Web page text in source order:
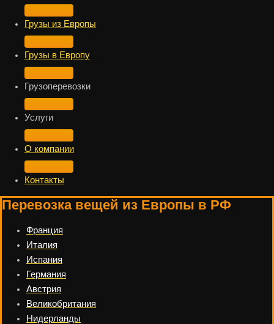
Грузы из Европы
Грузы в Европу
Грузоперевозки
Услуги
О компании
Контакты
Перевозка вещей из Европы в РФ
Франция
Италия
Испания
Германия
Австрия
Великобритания
Нидерланды